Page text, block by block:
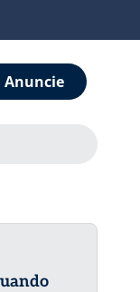
Anuncie